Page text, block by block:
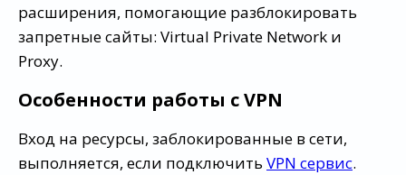
расширения, помогающие разблокировать
запретные сайты: Virtual Private Network и
Proxy.
Особенности работы с VPN
Вход на ресурсы, заблокированные в сети,
выполняется, если подключить VPN сервис.